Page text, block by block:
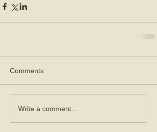
Comments
Write a comment...